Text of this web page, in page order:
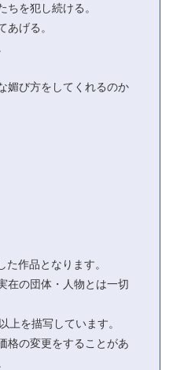
ちを犯し続ける。
あげる。
媚び方をしてくれるのか
作品となります。
在の団体・人物とは一切
上を描写しています。
格の変更をすることがあ